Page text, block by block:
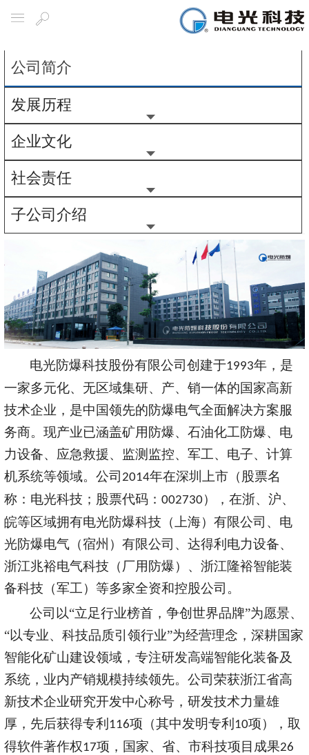
索
关于电光
公司简介
发展历程
企业文化
社会责任
子公司介绍
电光防爆科技股份有限公司创建于1993年，是
一家多元化、无区域集研、产、销一体的国家高新
技术企业，是中国领先的防爆电气全面解决方案服
务商。现产业已涵盖矿用防爆、石油化工防爆、电
力设备、应急救援、监测监控、军工、电子、计算
机系统等领域。公司2014年在深圳
上市（股票名
称：电光科技；股票代码： 002730），在浙、沪、
皖等区域拥有电光防爆科技（上海）有限公司、电
光防爆电气（宿州）有限公司 、达得利电力设备、
浙江兆裕电气科技（厂用防爆）、浙江隆裕智能装
备科技 （军工）等多家全资和控股公司。
公司以“立足行业榜首，争创世界品牌”为愿景、
“以专业、科技品质引领行业”为经营理念，深耕国家
智能化矿山建设领域，专注研发高端智能化装备及
系统，业内产销规模持续领先。 公司荣获浙江省高
新技术企业研究开发中心称号 ， 研发技术力量雄
厚，先后获得专利 116项（其中发明专利 10项），取
得软件著作权17项，国家、省、市科技项目成果26